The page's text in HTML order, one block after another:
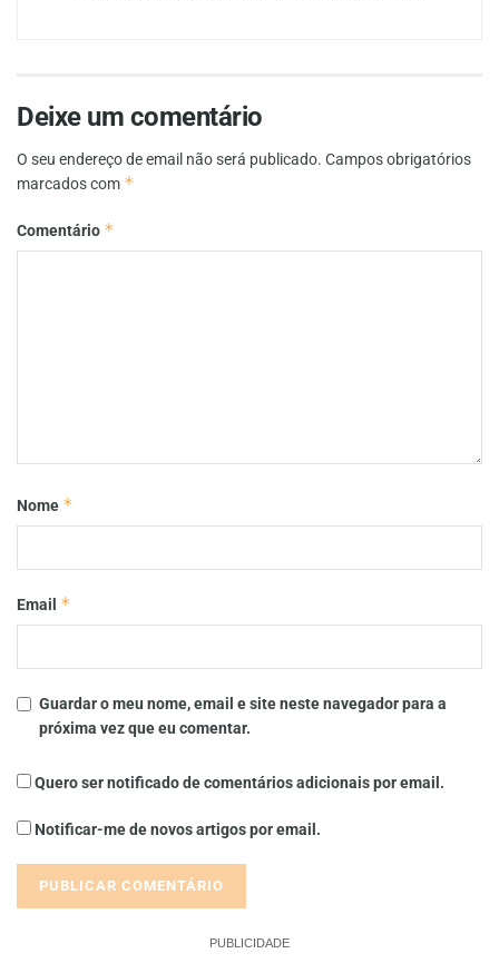
Deixe um comentário
O seu endereço de email não será publicado. Campos obrigatórios
marcados com *
Comentário *
Nome *
Email *
Guardar o meu nome, email e site neste navegador para a
próxima vez que eu comentar.
Quero ser notificado de comentários adicionais por email.
Notificar-me de novos artigos por email.
PUBLICIDADE